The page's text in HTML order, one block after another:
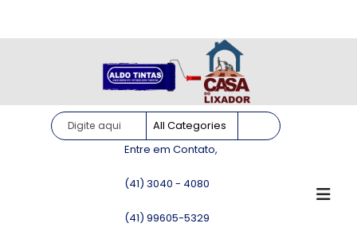
Entre em Contato,
(41) 3040 - 4080
(41) 99605-5329